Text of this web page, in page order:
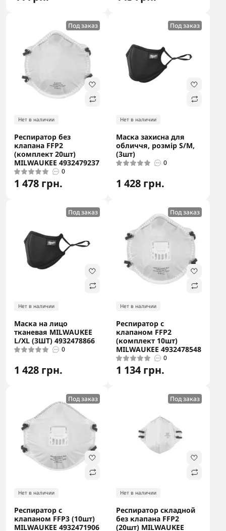
Под заказ
Нет в наличии
Респиратор без
клапана FFP2
(комплект 20шт)
MILWAUKEE 4932479237
0
1 478 грн.
Под заказ
Нет в наличии
Маска захисна для
обличчя, розмір S/M,
(3шт)
0
1 428 грн.
Под заказ
Нет в наличии
Маска на лицо
тканевая MILWAUKEE
L/XL (3ШТ) 4932478866
0
1 428 грн.
Под заказ
Нет в наличии
Респиратор с
клапаном FFP2
(комплект 10шт)
MILWAUKEE 4932478548
0
1 134 грн.
Под заказ
Нет в наличии
Респиратор с
клапаном FFP3 (10шт)
MILWAUKEE 4932471906
Под заказ
Нет в наличии
Респиратор складной
без клапана FFP2
(20шт) MILWAUKEE